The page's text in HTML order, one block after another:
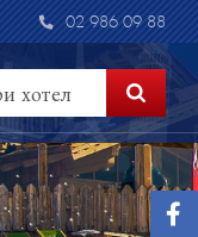
02 986 09 88